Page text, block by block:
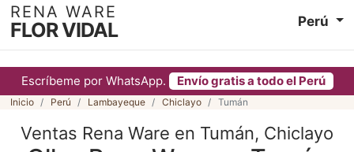
Escríbeme por WhatsApp. Envío gratis a todo el Perú
RENA WARE
FLOR VIDAL Perú
Inicio Perú Lambayeque Chiclayo Tumán
Ventas Rena Ware en Tumán, Chiclayo